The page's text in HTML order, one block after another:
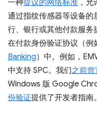
一种提议的网络标准 ，
通过指纹传感器等设备
行、银行或其他付款服
在付款身份验证协议（例
Banking）中。例如，
中支持 SPC。我们之前曾
Windows 版 Google
份验证提供了开发者指南。